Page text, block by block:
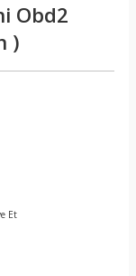
Obd2
)
Et